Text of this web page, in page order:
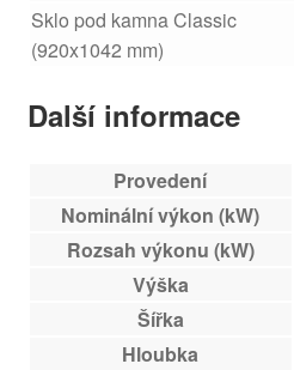
Sklo pod kamna Classic
(920x1042 mm)
Další informace
Provedení
Nominální výkon (kW)
Rozsah výkonu (kW)
Výška
Šířka
Hloubka